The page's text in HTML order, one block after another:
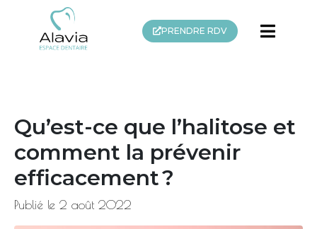
PRENDRE RDV
Qu’est-ce que l’halitose et
comment la prévenir
efficacement ?
Publié le 2 août 2022